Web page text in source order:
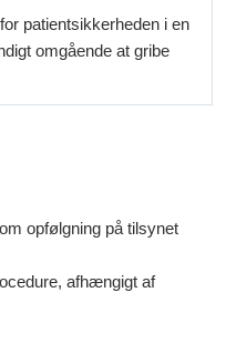
patientsikkerheden i en
omgående at gribe
opfølgning på tilsynet
afhængigt af